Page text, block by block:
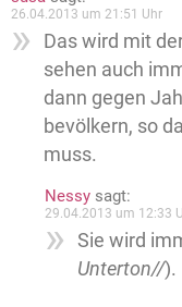
26.04.2013 um 21:51 Uhr
Das wird mit
sehen auch
dann gegen
bevölkern, so
muss.
Nessy sagt:
29.04.2013 um 12:33
Sie wird
Unterton//).